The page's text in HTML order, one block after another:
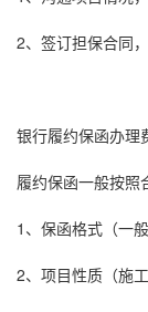
2、签订担保合同
银行履约保函办理
履约保函一般按照
1、 保函格式 （一
2、项目性质（施